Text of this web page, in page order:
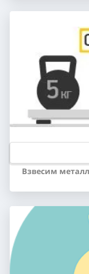
Взвесим